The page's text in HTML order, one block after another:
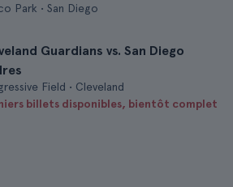
Park • San Diego
Guardians vs. San Diego
Field • Cleveland
billets disponibles, bientôt complet